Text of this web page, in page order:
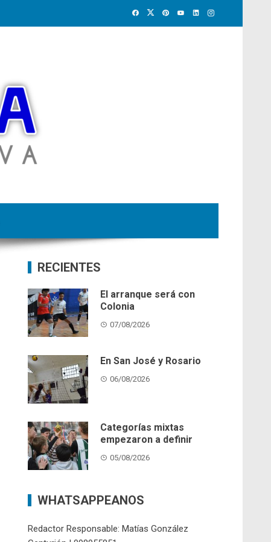
RECIENTES
El arranque será con
Colonia
07/08/2026
En San José y Rosario
06/08/2026
Categorías mixtas
empezaron a definir
05/08/2026
WHATSAPPEANOS
Redactor Responsable: Matías González